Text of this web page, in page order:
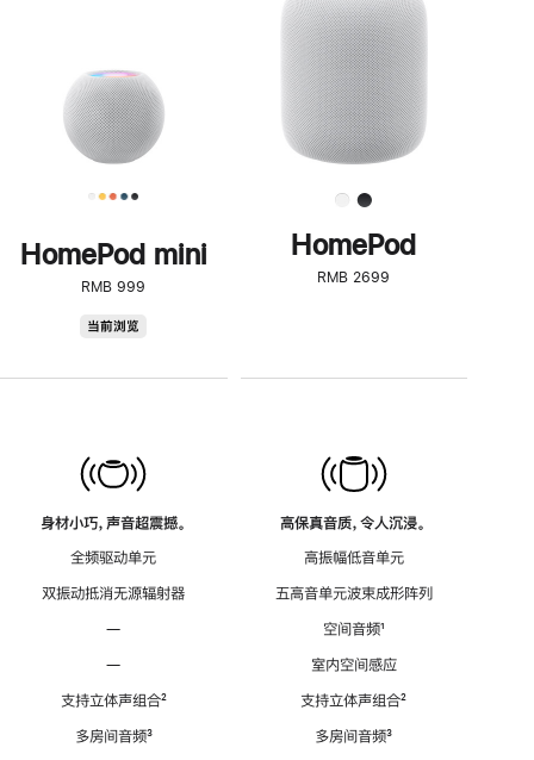
HomePod mini
RMB 999
当前浏览
身材小巧，声音超震撼。
全频驱动单元
双振动抵消无源辐射器
—
—
支持立体声组合脚
²
多房间音频脚
³
了
解
HomePod<
HomePod
RMB 2699
高保真音质，令人沉浸。
高振幅低音单元
五高音单元波束成形阵列
空间音频脚
¹
室内空间感应
支持立体声组合脚
²
多房间音频脚
³